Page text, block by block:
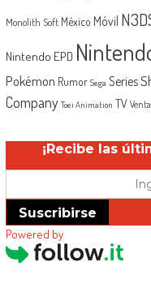
Monolith Soft México Móvil
Nintendo EPD
Pokémon Rumor Sega Series
Company Toei Animation TV
¡Recibe las
Suscribirse
Powered by